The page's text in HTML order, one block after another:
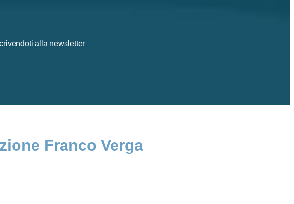
alla newsletter
Franco Verga